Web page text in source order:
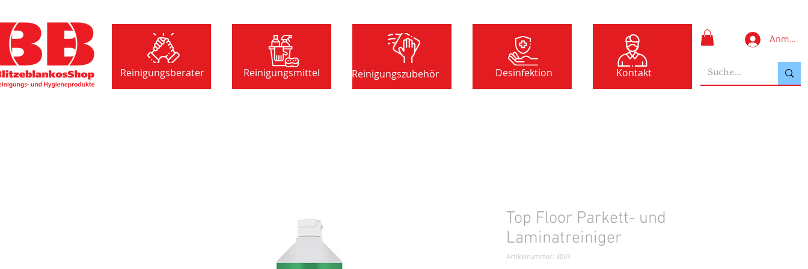
Reinigungsberater Reinigungsmittel Reinigungszubehör Desinfektion Kontakt
Top Floor Parkett- und
Laminatreiniger
Artikelnummer: 8069